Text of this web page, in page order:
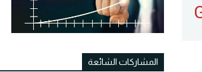
المشاركات الشائعة